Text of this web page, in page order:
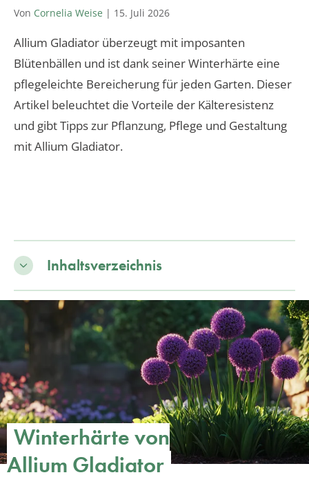
Von Cornelia Weise | 15. Juli 2026
Allium Gladiator überzeugt mit imposanten
Blütenbällen und ist dank seiner Winterhärte eine
pflegeleichte Bereicherung für jeden Garten. Dieser
Artikel beleuchtet die Vorteile der Kälteresistenz
und gibt Tipps zur Pflanzung, Pflege und Gestaltung
mit Allium Gladiator.
Inhaltsverzeichnis
Winterhärte von
Allium Gladiator